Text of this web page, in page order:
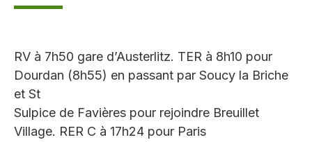
RV à 7h50 gare d’Austerlitz. TER à 8h10 pour
Dourdan (8h55) en passant par Soucy la Briche
et St
Sulpice de Favières pour rejoindre Breuillet
Village. RER C à 17h24 pour Paris